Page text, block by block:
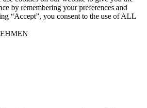
by remembering your preferences and
“Accept”, you consent to the use of ALL